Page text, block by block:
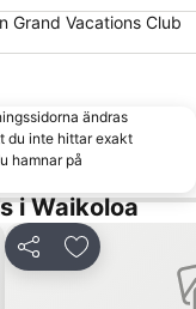
Grand Vacations Club
ändras
du inte hittar exakt
hamnar på
i Waikoloa
Dela Lägg till i